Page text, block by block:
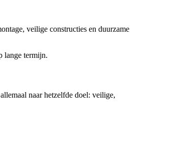
veilige constructies en duurzame
lange termijn.
naar hetzelfde doel: veilige,